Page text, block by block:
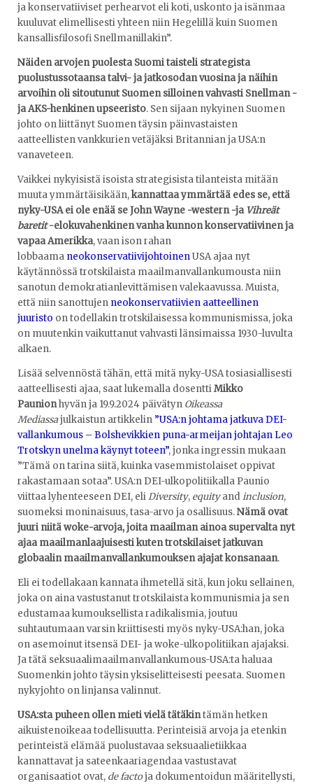
ja konservatiiviset perhearvot eli koti, uskonto ja isänmaa
kuuluvat elimellisesti yhteen niin Hegelillä kuin Suomen
kansallisfilosofi Snellmanillakin”.
Näiden arvojen puolesta Suomi taisteli strategista
puolustussotaansa talvi- ja jatkosodan vuosina ja näihin
arvoihin oli sitoutunut Suomen silloinen vahvasti Snellman -
ja AKS-henkinen upseeristo. Sen sijaan nykyinen Suomen
johto on liittänyt Suomen täysin päinvastaisten
aatteellisten vankkurien vetäjäksi Britannian ja USA:n
vanaveteen.
Vaikkei nykyisistä isoista strategisista tilanteista mitään
muuta ymmärtäisikään,kannattaa ymmärtää edes se, että
nyky-USA ei ole enää se John Wayne -western -ja Vihreät
baretit-elokuvahenkinen vanha kunnon konservatiivinen ja
vapaa Amerikka, vaan ison rahan
lobbaama neokonservatiivijohtoinenUSA ajaa nyt
käytännössä trotskilaista maailmanvallankumousta niin
sanotun demokratianlevittämisen valekaavussa. Muista,
että niin sanottujen neokonservatiivien aatteellinen
juuristo on todellakin trotskilaisessa kommunismissa, joka
on muutenkin vaikuttanut vahvasti länsimaissa 1930-luvulta
alkaen.
Lisää selvennöstä tähän, että mitä nyky-USA tosiasiallisesti
aatteellisesti ajaa, saat lukemalla dosenttiMikko
Paunionhyvän ja 19.9.2024 päivätyn Oikeassa
Mediassajulkaistun artikkelin ”USA:n johtama jatkuva DEI-
vallankumous – Bolshevikkien puna-armeijan johtajan Leo
Trotskyn unelma käynyt toteen”, jonka ingressin mukaan
”Tämä on tarina siitä, kuinka vasemmistolaiset oppivat
rakastamaan sotaa”. USA:n DEI-ulkopolitiikalla Paunio
viittaa lyhenteeseen DEI, eliDiversity, equityandinclusion,
suomeksi moninaisuus, tasa-arvo ja osallisuus.Nämä ovat
juuri niitä woke-arvoja, joita maailman ainoa supervalta nyt
ajaa maailmanlaajuisesti kuten trotskilaiset jatkuvan
globaalin maailmanvallankumouksen ajajat konsanaan.
Eli ei todellakaan kannata ihmetellä sitä, kun joku sellainen,
joka on aina vastustanut trotskilaista kommunismia ja sen
edustamaa kumouksellista radikalismia, joutuu
suhtautumaan varsin kriittisesti myös nyky-USA:han, joka
on asemoinut itsensä DEI- ja woke-ulkopolitiikan ajajaksi.
Ja tätä seksuaalimaailmanvallankumous-USA:ta haluaa
Suomenkin johto täysin yksiselitteisesti peesata. Suomen
nykyjohto on linjansa valinnut.
USA:sta puheen ollen mieti vielä tätäkintämän hetken
aikuistenoikeaa todellisuutta. Perinteisiä arvoja ja etenkin
perinteistä elämää puolustavaa seksuaalietiikkaa
kannattavat ja sateenkaariagendaa vastustavat
organisaatiot ovat, de factoja dokumentoidun määritellysti,